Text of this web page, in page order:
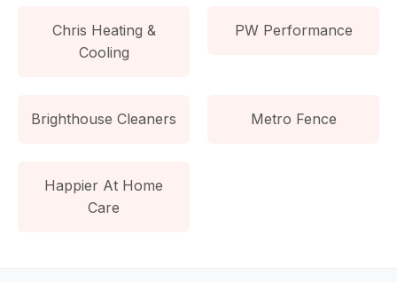
Chris Heating &
Cooling
PW Performance
Brighthouse Cleaners Metro Fence
Happier At Home
Care